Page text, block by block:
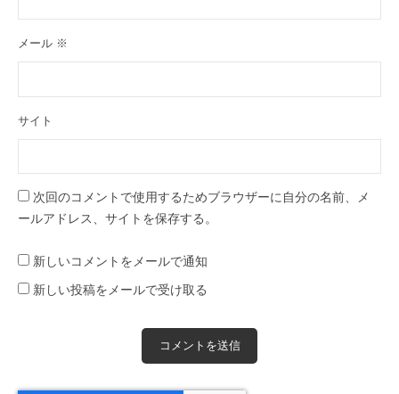
メール ※
サイト
次回のコメントで使用するためブラウザーに自分の名前、メ
ールアドレス、サイトを保存する。
新しいコメントをメールで通知
新しい投稿をメールで受け取る